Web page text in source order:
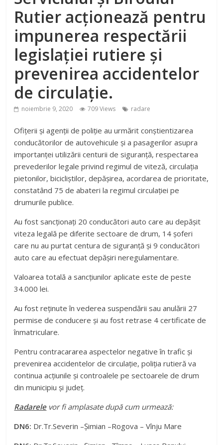
Rutier acţionează pentru
impunerea respectării
legislației rutiere și
prevenirea accidentelor
de circulație.
noiembrie 9, 2020 709 Views radare
Ofiţerii şi agenţii de poliţie au urmărit conştientizarea
conducătorilor de autovehicule şi a pasagerilor asupra
importanţei utilizării centurii de siguranţă, respectarea
prevederilor legale privind regimul de viteză, circulaţia
pietonilor, bicicliștilor, depăşirea, acordarea de prioritate,
constatând 75 de abateri la regimul circulaţiei pe
drumurile publice.
Au fost sancţionaţi 20 conducători auto care au depăşit
viteza legală pe diferite sectoare de drum, 14 şoferi
care nu au purtat centura de siguranţă și 9 conducători
auto care au efectuat depășiri neregulamentare.
Valoarea totală a sancţiunilor aplicate este de peste
34.000 lei.
Au fost reţinute în vederea suspendării sau anulării 27
permise de conducere și au fost retrase 4 certificate de
înmatriculare.
Pentru contracararea aspectelor negative în trafic şi
prevenirea accidentelor de circulaţie, poliţia rutieră va
continua acţiunile şi controalele pe sectoarele de drum
din municipiu și județ.
Radarelevor fi amplasate după cum urmează:
DN6: Dr.Tr.Severin –Şimian –Rogova – Vînju Mare